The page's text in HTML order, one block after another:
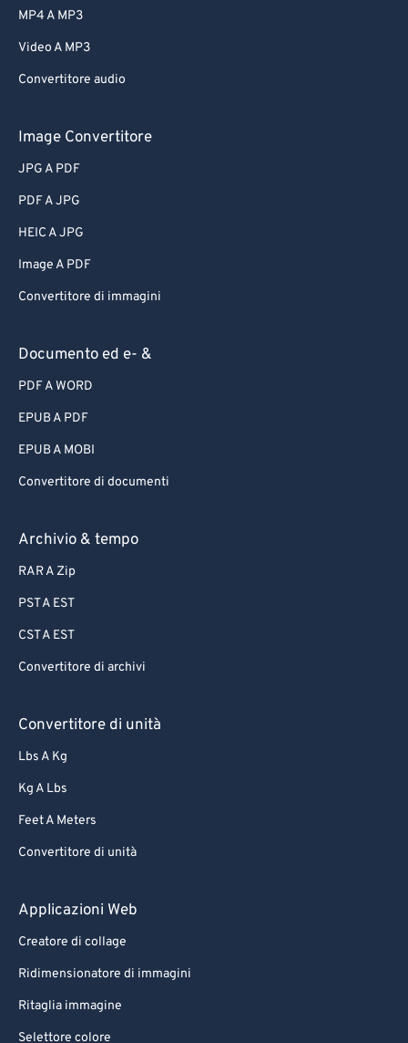
MP4 A MP3
Video A MP3
Convertitore audio
Image Convertitore
JPG A PDF
PDF A JPG
HEIC A JPG
Image A PDF
Convertitore di immagini
Documento ed e- &
PDF A WORD
EPUB A PDF
EPUB A MOBI
Convertitore di documenti
Archivio & tempo
RAR A Zip
PST A EST
CST A EST
Convertitore di archivi
Convertitore di unità
Lbs A Kg
Kg A Lbs
Feet A Meters
Convertitore di unità
Applicazioni Web
Creatore di collage
Ridimensionatore di immagini
Ritaglia immagine
Selettore colore